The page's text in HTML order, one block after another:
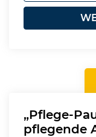
„Pflege-
pflegende